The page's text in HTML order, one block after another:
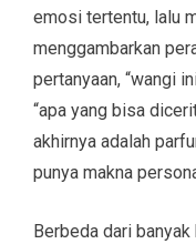
emosi tertentu, lalu
menggambarkan
pertanyaan, “wangi
“apa yang bisa
akhirnya adalah
punya makna
Berbeda dari